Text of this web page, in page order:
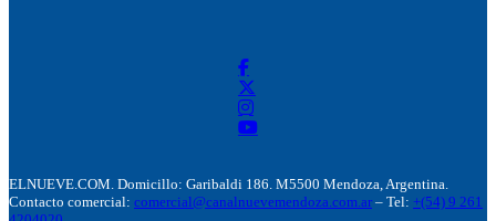
ELNUEVE.COM. Domicillo: Garibaldi 186. M5500 Mendoza, Argentina.
Contacto comercial: comercial@canalnuevemendoza.com.ar – Tel: +(54) 9 261